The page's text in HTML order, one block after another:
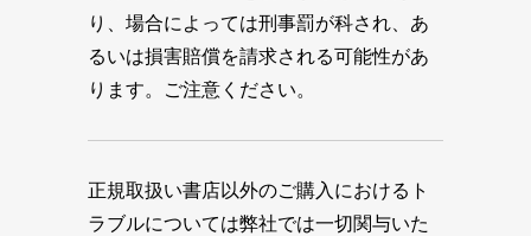
り、場合によっては刑事罰が科され、あ
るいは損害賠償を請求される可能性があ
ります。ご注意ください。
正規取扱い書店以外のご購入におけるト
ラブルについては弊社では一切関与いた